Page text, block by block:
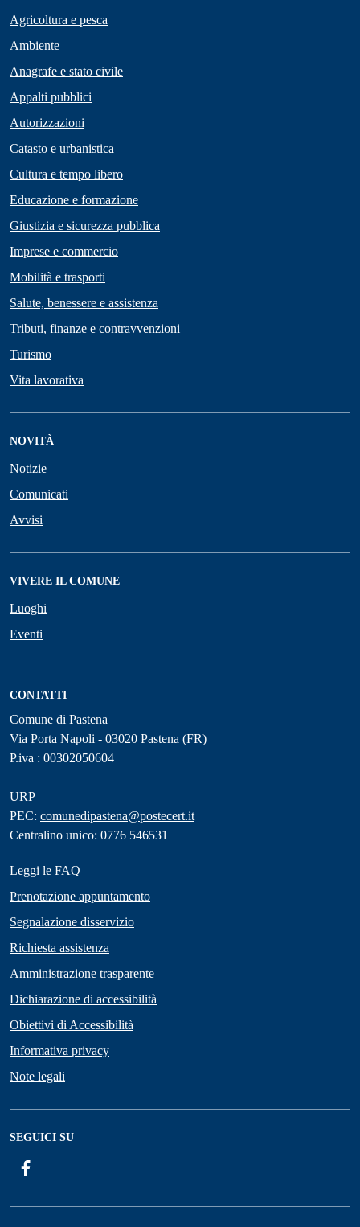
Agricoltura e pesca
Ambiente
Anagrafe e stato civile
Appalti pubblici
Autorizzazioni
Catasto e urbanistica
Cultura e tempo libero
Educazione e formazione
Giustizia e sicurezza pubblica
Imprese e commercio
Mobilità e trasporti
Salute, benessere e assistenza
Tributi, finanze e contravvenzioni
Turismo
Vita lavorativa
NOVITÀ
Notizie
Comunicati
Avvisi
VIVERE IL COMUNE
Luoghi
Eventi
CONTATTI
Comune di Pastena
Via Porta Napoli - 03020 Pastena (FR)
P.iva : 00302050604
URP
PEC: comunedipastena@postecert.it
Centralino unico: 0776 546531
Leggi le FAQ
Prenotazione appuntamento
Segnalazione disservizio
Richiesta assistenza
Amministrazione trasparente
Dichiarazione di accessibilità
Obiettivi di Accessibilità
Informativa privacy
Note legali
SEGUICI SU